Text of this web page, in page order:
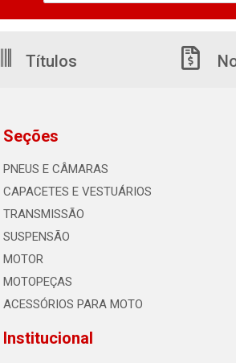
Títulos
Seções
PNEUS E CÂMARAS
CAPACETES E VESTUÁRIOS
TRANSMISSÃO
SUSPENSÃO
MOTOR
MOTOPEÇAS
ACESSÓRIOS PARA MOTO
Institucional